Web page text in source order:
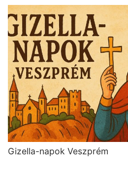
Gizella-napok Veszprém